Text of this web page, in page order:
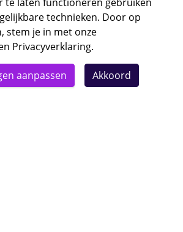
technieken. Door op
stem je in met onze
Privacyverklaring.
aanpassen Akkoord